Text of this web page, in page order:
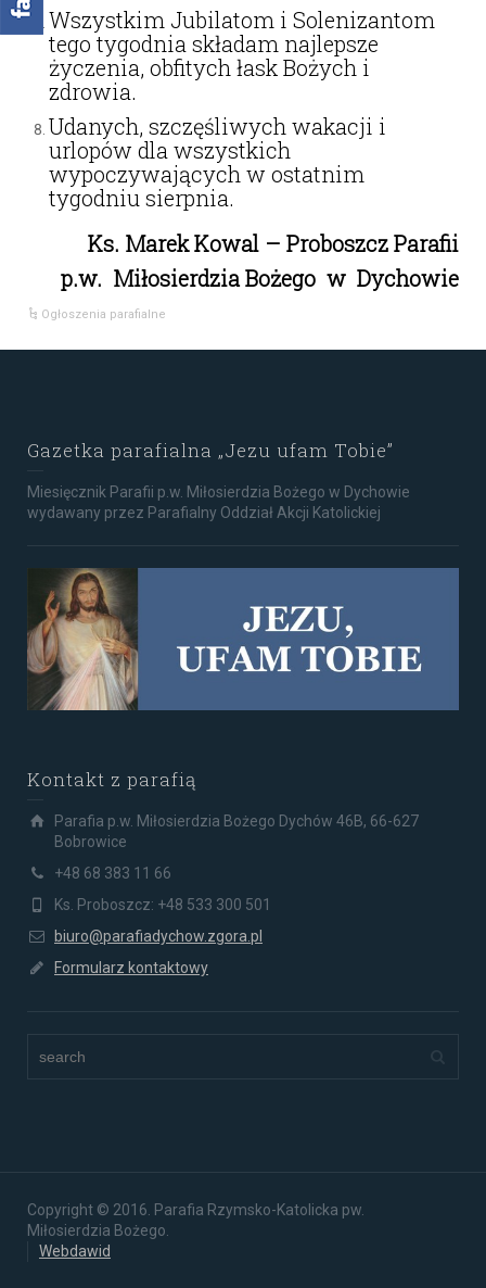
Wszystkim Jubilatom i Solenizantom
tego tygodnia składam najlepsze
życzenia, obfitych łask Bożych i
zdrowia.
Udanych, szczęśliwych wakacji i
urlopów dla wszystkich
wypoczywających w ostatnim
tygodniu sierpnia.
Ks. Marek Kowal – Proboszcz Parafii
p.w. Miłosierdzia Bożego w Dychowie
Ogłoszenia parafialne
Gazetka parafialna „Jezu ufam Tobie”
Miesięcznik Parafii p.w. Miłosierdzia Bożego w Dychowie
wydawany przez Parafialny Oddział Akcji Katolickiej
Kontakt z parafią
Parafia p.w. Miłosierdzia Bożego Dychów 46B, 66-627
Bobrowice
+48 68 383 11 66
Ks. Proboszcz: +48 533 300 501
biuro@parafiadychow.zgora.pl
Formularz kontaktowy
Copyright © 2016. Parafia Rzymsko-Katolicka pw.
Miłosierdzia Bożego.
Webdawid